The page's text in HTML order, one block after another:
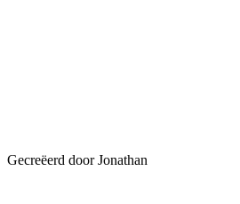
Gecreëerd door Jonathan